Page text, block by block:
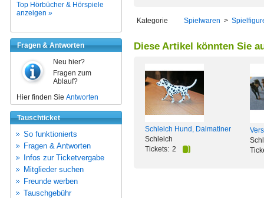
Top Hörbücher & Hörspiele
anzeigen »
Fragen & Antworten
Neu hier?
Fragen zum
Ablauf?
Hier finden Sie Antworten
Tauschticket
So funktionierts
Fragen & Antworten
Infos zur Ticketvergabe
Mitglieder suchen
Freunde werben
Tauschgebühr
Kategorie Spielwaren >
Diese Artikel könnten Sie
Schleich Hund, Dalmatiner
Schleich
Tickets: 2